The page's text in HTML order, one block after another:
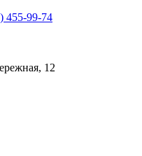
455-99-74
12